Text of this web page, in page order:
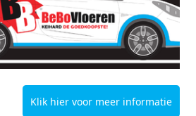
Klik hier voor meer informatie